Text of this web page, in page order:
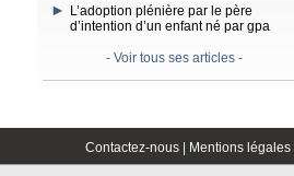
L’adoption plénière par le père
d’intention d’un enfant né par gpa
- Voir tous ses articles -
Contactez-nous | Mentions légales |